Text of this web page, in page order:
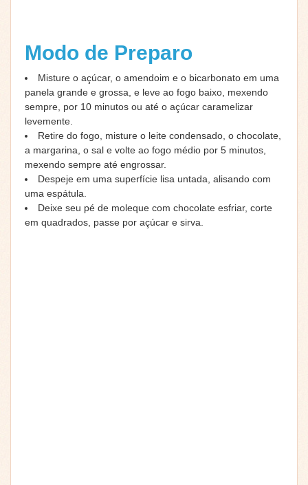
Modo de Preparo
Misture o açúcar, o amendoim e o bicarbonato em uma
panela grande e grossa, e leve ao fogo baixo, mexendo
sempre, por 10 minutos ou até o açúcar caramelizar
levemente.
Retire do fogo, misture o leite condensado, o chocolate,
a margarina, o sal e volte ao fogo médio por 5 minutos,
mexendo sempre até engrossar.
Despeje em uma superfície lisa untada, alisando com
uma espátula.
Deixe seu pé de moleque com chocolate esfriar, corte
em quadrados, passe por açúcar e sirva.